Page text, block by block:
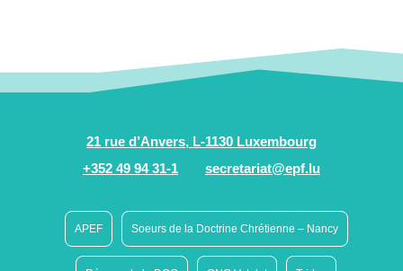
21 rue d’Anvers, L-1130 Luxembourg
+352 49 94 31-1
secretariat@epf.lu
APEF Soeurs de la Doctrine Chrétienne – Nancy